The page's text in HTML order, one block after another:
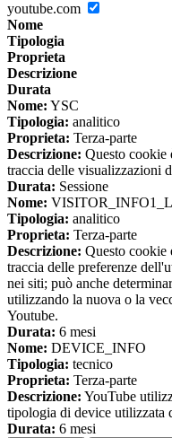
youtube.com
Nome
Tipologia
Proprieta
Descrizione
Durata
Nome: YSC
Tipologia: analitico
Proprieta: Terza-parte
Descrizione: Questo cookie
traccia delle visualizzazioni
Durata: Sessione
Nome:
Tipologia: analitico
Proprieta: Terza-parte
Descrizione: Questo cookie
traccia delle preferenze
nei siti; può anche
utilizzando la nuova o la
Youtube.
Durata: 6 mesi
Nome: DEVICE_INFO
Tipologia: tecnico
Proprieta: Terza-parte
Descrizione: YouTube
tipologia di device utilizzata
Durata: 6 mesi